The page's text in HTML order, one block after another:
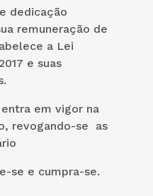
dedicação
remuneração de
a Lei
e suas
em vigor na
revogando-se as
se e cumpra-se.